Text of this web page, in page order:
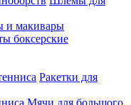
и макивары
боксерские
Ракетки для
Мячи для большого